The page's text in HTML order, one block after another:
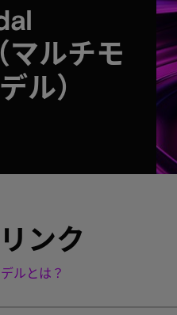
ルチモ
ル）
ンク
ルとは？